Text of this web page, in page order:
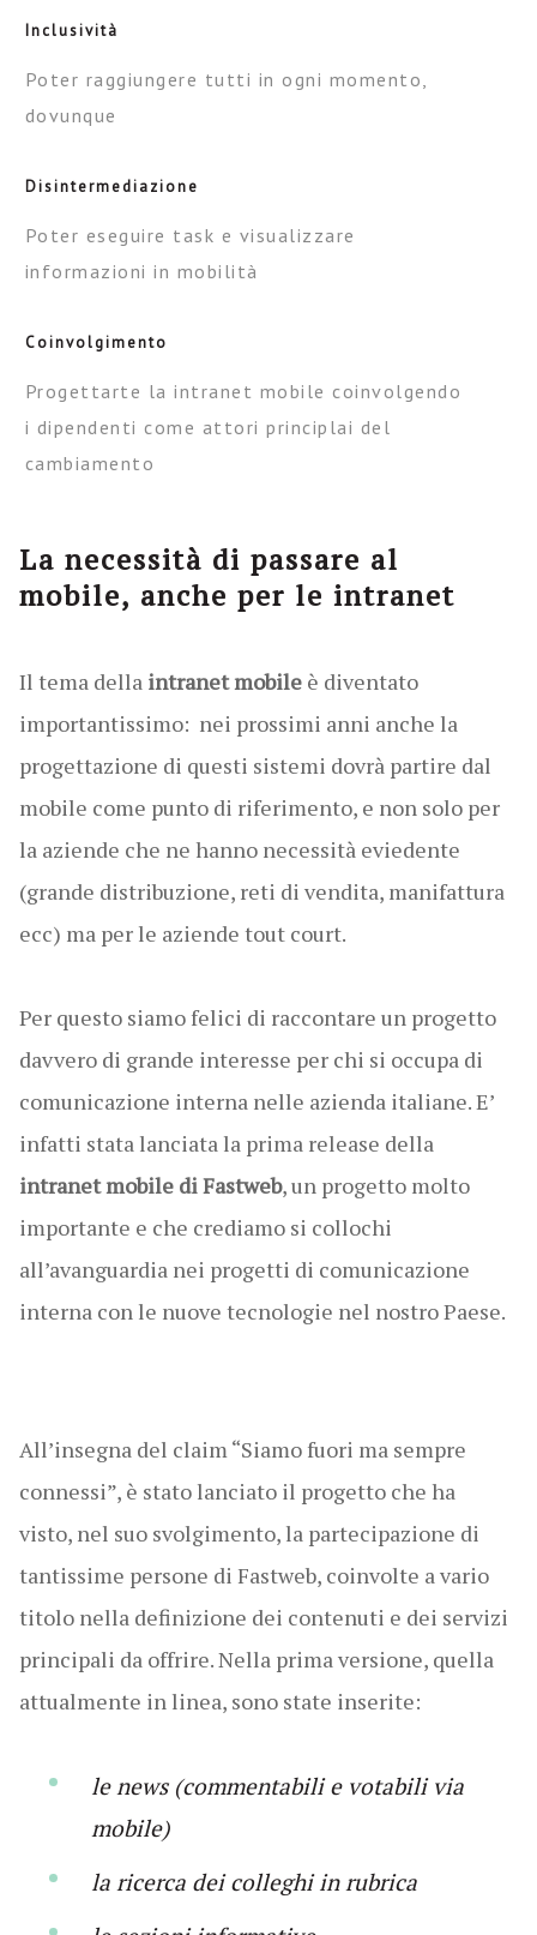
Inclusività
Poter raggiungere tutti in ogni momento,
dovunque
Disintermediazione
Poter eseguire task e visualizzare
informazioni in mobilità
Coinvolgimento
Progettarte la intranet mobile coinvolgendo
i dipendenti come attori principlai del
cambiamento
La necessità di passare al
mobile, anche per le intranet
Il tema dellaintranet mobileè diventato
importantissimo: nei prossimi anni anche la
progettazione di questi sistemi dovrà partire dal
mobile come punto di riferimento, e non solo per
la aziende che ne hanno necessità eviedente
(grande distribuzione, reti di vendita, manifattura
ecc) ma per le aziende tout court.
Per questo siamo felici di raccontare un progetto
davvero di grande interesse per chi si occupa di
comunicazione interna nelle azienda italiane. E’
infatti stata lanciata la prima release della
intranet mobile di Fastweb, un progetto molto
importante e che crediamo si collochi
all’avanguardia nei progetti di comunicazione
interna con le nuove tecnologie nel nostro Paese.
All’insegna del claim “Siamo fuori ma sempre
connessi”, è stato lanciato il progetto che ha
visto, nel suo svolgimento, la partecipazione di
tantissime persone di Fastweb, coinvolte a vario
titolo nella definizione dei contenuti e dei servizi
principali da offrire. Nella prima versione, quella
attualmente in linea, sono state inserite:
le news (commentabili e votabili via
mobile)
la ricerca dei colleghi in rubrica